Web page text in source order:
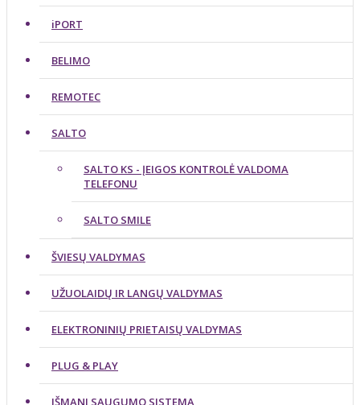
iPORT
BELIMO
REMOTEC
SALTO
SALTO KS - ĮEIGOS KONTROLĖ VALDOMA
TELEFONU
SALTO SMILE
ŠVIESŲ VALDYMAS
UŽUOLAIDŲ IR LANGŲ VALDYMAS
ELEKTRONINIŲ PRIETAISŲ VALDYMAS
PLUG & PLAY